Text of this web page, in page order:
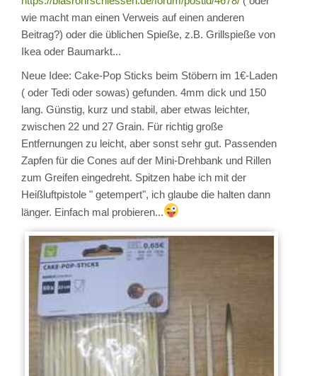
wie macht man einen Verweis auf einen anderen
Beitrag?) oder die üblichen Spieße, z.B. Grillspieße von
Ikea oder Baumarkt...
Neue Idee: Cake-Pop Sticks beim Stöbern im 1€-Laden
( oder Tedi oder sowas) gefunden. 4mm dick und 150
lang. Günstig, kurz und stabil, aber etwas leichter,
zwischen 22 und 27 Grain. Für richtig große
Entfernungen zu leicht, aber sonst sehr gut. Passenden
Zapfen für die Cones auf der Mini-Drehbank und Rillen
zum Greifen eingedreht. Spitzen habe ich mit der
Heißluftpistole " getempert", ich glaube die halten dann
länger. Einfach mal probieren...